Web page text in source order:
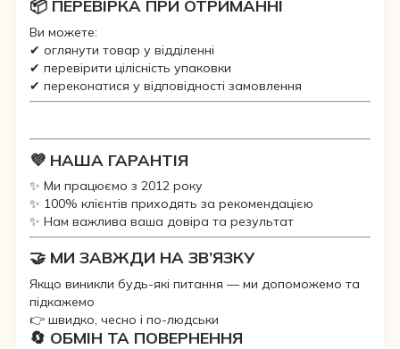
📦 ПЕРЕВІРКА ПРИ ОТРИМАННІ
Ви можете:
✔ оглянути товар у відділенні
✔ перевірити цілісність упаковки
✔ переконатися у відповідності замовлення
💜 НАША ГАРАНТІЯ
✨ Ми працюємо з 2012 року
✨ 100% клієнтів приходять за рекомендацією
✨ Нам важлива ваша довіра та результат
🤝 МИ ЗАВЖДИ НА ЗВ’ЯЗКУ
Якщо виникли будь-які питання — ми допоможемо та
підкажемо
👉 швидко, чесно і по-людськи
🔄 ОБМІН ТА ПОВЕРНЕННЯ